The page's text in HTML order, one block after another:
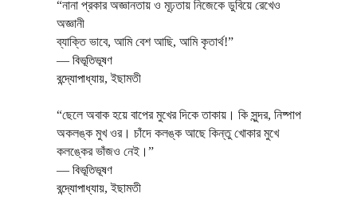
“নানা প্রকার অজ্ঞানতায় ও মূঢ়তায় নিজেকে ডুবিয়ে রেখেও
অজ্ঞানী
ব্যাক্তি ভাবে, আমি বেশ আছি, আমি কৃতার্থ!”
― বিভূতিভূষণ
বন্দ্যোপাধ্যায়,ইছামতী
“ছেলে অবাক হয়ে বাপের মুখের দিকে তাকায়। কি সুন্দর, নিষ্পাপ
অকলঙ্ক মুখ ওর। চাঁদে কলঙ্ক আছে কিন্তু খোকার মুখে
কলঙ্কের ভাঁজও নেই।”
― বিভূতিভূষণ
বন্দ্যোপাধ্যায়,ইছামতী